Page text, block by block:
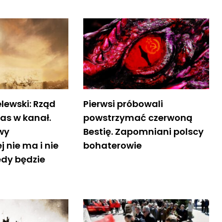
Rząd
w kanał.
nie ma i nie
będzie
Pierwsi próbowali
powstrzymać czerwoną
Bestię. Zapomniani polscy
bohaterowie